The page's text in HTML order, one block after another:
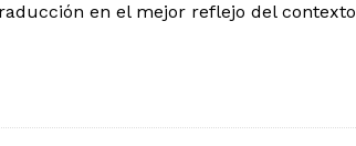
en el mejor reflejo del contexto